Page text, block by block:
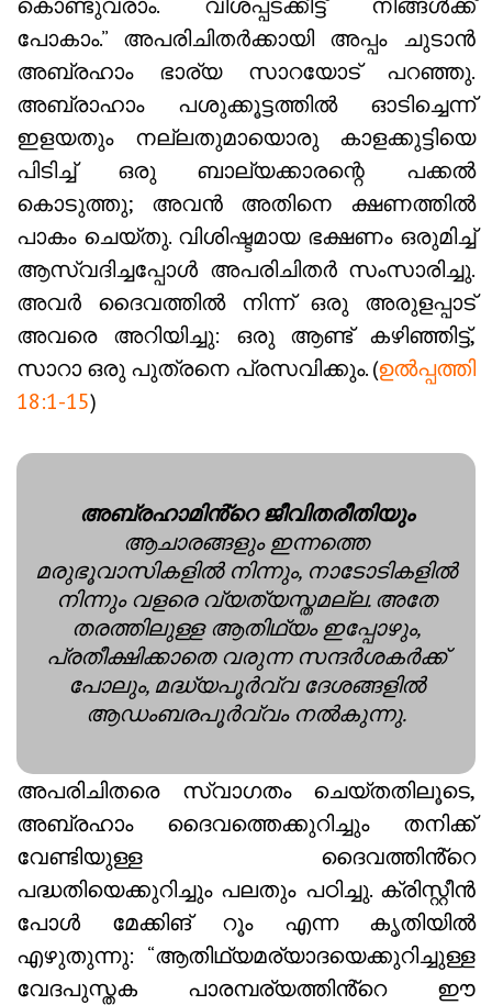
കൊണ്ടുവരാം. വിശപ്പടക്കീട്ട് നിങ്ങൾക്ക്
പോകാം.” അപരിചിതർക്കായി അപ്പം ചുടാൻ
അബ്രഹാം ഭാര്യ സാറയോട് പറഞ്ഞു.
അബ്രാഹാം പശുക്കൂട്ടത്തിൽ ഓടിച്ചെന്ന്
ഇളയതും നല്ലതുമായൊരു കാളക്കുട്ടിയെ
പിടിച്ച് ഒരു ബാല്യക്കാരന്റെ പക്കൽ
കൊടുത്തു; അവൻ അതിനെ ക്ഷണത്തിൽ
പാകം ചെയ്തു. വിശിഷ്ടമായ ഭക്ഷണം ഒരുമിച്ച്
ആസ്വദിച്ചപ്പോൾ അപരിചിതർ സംസാരിച്ചു.
അവർ ദൈവത്തിൽ നിന്ന് ഒരു അരുളപ്പാട്
അവരെ അറിയിച്ചു: ഒരു ആണ്ട് കഴിഞ്ഞിട്ട്,
സാറാ ഒരു പുത്രനെ പ്രസവിക്കും. (ഉൽപ്പത്തി
18:1-15)
അബ്രഹാമിൻ്റെ ജീവിതരീതിയും
ആചാരങ്ങളും ഇന്നത്തെ
മരുഭൂവാസികളിൽ നിന്നും, നാടോടികളിൽ
നിന്നും വളരെ വ്യത്യസ്തമല്ല. അതേ
തരത്തിലുള്ള ആതിഥ്യം ഇപ്പോഴും,
പ്രതീക്ഷിക്കാതെ വരുന്ന സന്ദർശകർക്ക്
പോലും, മദ്ധ്യപൂർവ്വ ദേശങ്ങളിൽ
ആഡംബരപൂർവ്വം നൽകുന്നു.
അപരിചിതരെ സ്വാഗതം ചെയ്തതിലൂടെ,
അബ്രഹാം ദൈവത്തെക്കുറിച്ചും തനിക്ക്
വേണ്ടിയുള്ള ദൈവത്തിൻ്റെ
പദ്ധതിയെക്കുറിച്ചും പലതും പഠിച്ചു. ക്രിസ്റ്റീൻ
പോൾ മേക്കിങ് റൂം എന്ന കൃതിയിൽ
എഴുതുന്നു: “ആതിഥ്യമര്യാദയെക്കുറിച്ചുള്ള
വേദപുസ്തക പാരമ്പര്യത്തിൻ്റെ ഈ